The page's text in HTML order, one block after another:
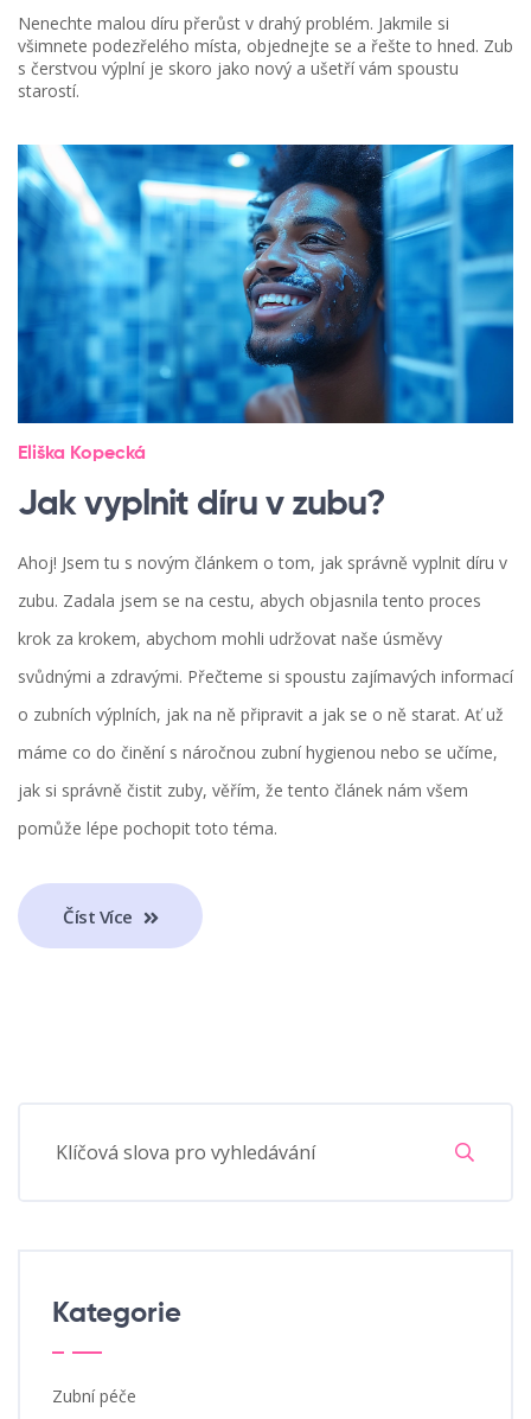
Nenechte malou díru přerůst v drahý problém. Jakmile si
všimnete podezřelého místa, objednejte se a řešte to hned. Zub
s čerstvou výplní je skoro jako nový a ušetří vám spoustu
starostí.
Eliška Kopecká
Jak vyplnit díru v zubu?
Ahoj! Jsem tu s novým článkem o tom, jak správně vyplnit díru v
zubu. Zadala jsem se na cestu, abych objasnila tento proces
krok za krokem, abychom mohli udržovat naše úsměvy
svůdnými a zdravými. Přečteme si spoustu zajímavých informací
o zubních výplních, jak na ně připravit a jak se o ně starat. Ať už
máme co do činění s náročnou zubní hygienou nebo se učíme,
jak si správně čistit zuby, věřím, že tento článek nám všem
pomůže lépe pochopit toto téma.
Číst Více
Kategorie
Zubní péče